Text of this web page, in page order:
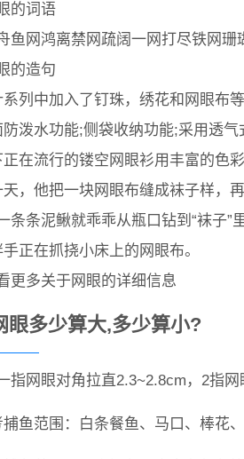
的词语
鱼网鸿离禁网疏阔一网打尽铁网
的造句
列中加入了钉珠，绣花和网眼布等
泼水功能;侧袋收纳功能;采用透气
在流行的镂空网眼衫用丰富的色
天，他把一块网眼布缝成袜子样，
条条泥鳅就乖乖从瓶口钻到“袜子”里
正在抓挠小床上的网眼布。
更多关于网眼的详细信息
眼多少算大,多少算小?
指网眼对角拉直2.3~2.8cm，2指
鱼范围：白条餐鱼、马口、棒花